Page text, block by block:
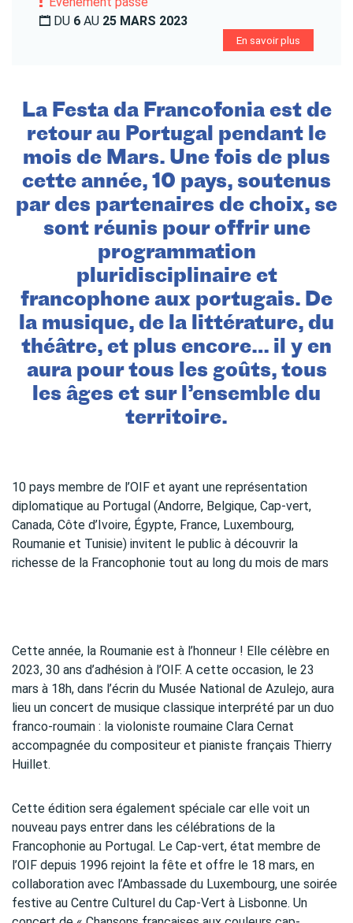
DU 6 AU 25 MARS 2023
En savoir plus
La Festa da Francofonia est de
retour au Portugal pendant le
mois de Mars. Une fois de plus
cette année, 10 pays, soutenus
par des partenaires de choix, se
sont réunis pour offrir une
programmation
pluridisciplinaire et
francophone aux portugais. De
la musique, de la littérature, du
théâtre, et plus encore… il y en
aura pour tous les goûts, tous
les âges et sur l’ensemble du
territoire.
10 pays membre de l’OIF et ayant une représentation
diplomatique au Portugal (Andorre, Belgique, Cap-vert,
Canada, Côte d’Ivoire, Égypte, France, Luxembourg,
Roumanie et Tunisie) invitent le public à découvrir la
richesse de la Francophonie tout au long du mois de mars
Cette année, la Roumanie est à l’honneur ! Elle célèbre en
2023, 30 ans d’adhésion à l’OIF. A cette occasion, le 23
mars à 18h, dans l’écrin du Musée National de Azulejo, aura
lieu un concert de musique classique interprété par un duo
franco-roumain : la violoniste roumaine Clara Cernat
accompagnée du compositeur et pianiste français Thierry
Huillet.
Cette édition sera également spéciale car elle voit un
nouveau pays entrer dans les célébrations de la
Francophonie au Portugal. Le Cap-vert, état membre de
l’OIF depuis 1996 rejoint la fête et offre le 18 mars, en
collaboration avec l’Ambassade du Luxembourg, une soirée
festive au Centre Culturel du Cap-Vert à Lisbonne. Un